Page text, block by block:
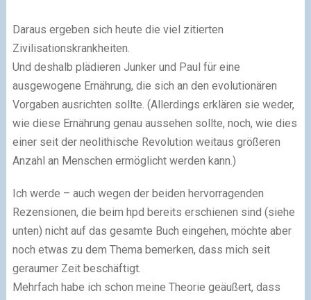
Daraus ergeben sich heute die viel zitierten
Zivilisationskrankheiten.
Und deshalb plädieren Junker und Paul für eine
ausgewogene Ernährung, die sich an den evolutionären
Vorgaben ausrichten sollte. (Allerdings erklären sie weder,
wie diese Ernährung genau aussehen sollte, noch, wie dies
einer seit der neolithische Revolution weitaus größeren
Anzahl an Menschen ermöglicht werden kann.)
Ich werde – auch wegen der beiden hervorragenden
Rezensionen, die beim hpd bereits erschienen sind (siehe
unten) nicht auf das gesamte Buch eingehen, möchte aber
noch etwas zu dem Thema bemerken, dass mich seit
geraumer Zeit beschäftigt.
Mehrfach habe ich schon meine Theorie geäußert, dass